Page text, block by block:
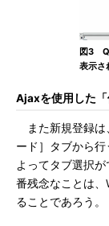
図3 Q
表示さ
Ajaxを使用した
また新規登録は
ード］タブから
よってタブ選択
番残念なことは
ることであろう。